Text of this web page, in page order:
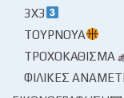
3X3
ΤΟΥΡΝΟΥΆ
ΤΡΟΧΟΚΆΘΙΣΜΑ
ΦΙΛΙΚΈΣ